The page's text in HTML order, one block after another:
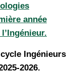
année
Ingénieurs
2026.